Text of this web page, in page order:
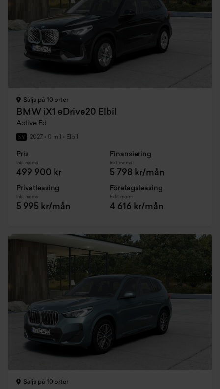
Säljs på 10 orter
BMW iX1 eDrive20 Elbil
Active Ed
NY 2027 • 0 mil • Elbil
Pris
Inkl. moms
499 900 kr
Finansiering
Inkl. moms
5 798 kr/mån
Privatleasing
Inkl. moms
5 995 kr/mån
Företagsleasing
Exkl. moms
4 616 kr/mån
Säljs på 10 orter